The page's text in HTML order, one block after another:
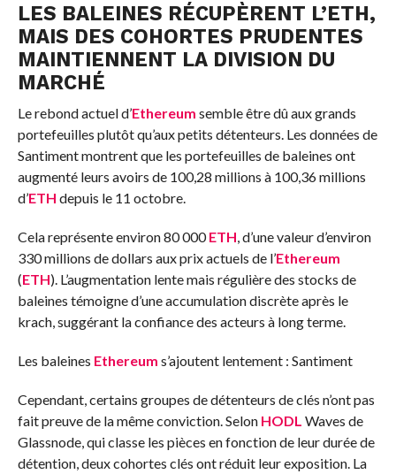
LES BALEINES RÉCUPÈRENT L’ETH,
MAIS DES COHORTES PRUDENTES
MAINTIENNENT LA DIVISION DU
MARCHÉ
Le rebond actuel d’Ethereum semble être dû aux grands
portefeuilles plutôt qu’aux petits détenteurs. Les données de
Santiment montrent que les portefeuilles de baleines ont
augmenté leurs avoirs de 100,28 millions à 100,36 millions
d’ETH depuis le 11 octobre.
Cela représente environ 80 000ETH, d’une valeur d’environ
330 millions de dollars aux prix actuels de l’Ethereum
(ETH). L’augmentation lente mais régulière des stocks de
baleines témoigne d’une accumulation discrète après le
krach, suggérant la confiance des acteurs à long terme.
Les baleines Ethereum s’ajoutent lentement : Santiment
Cependant, certains groupes de détenteurs de clés n’ont pas
fait preuve de la même conviction. Selon HODL Waves de
Glassnode, qui classe les pièces en fonction de leur durée de
détention, deux cohortes clés ont réduit leur exposition. La